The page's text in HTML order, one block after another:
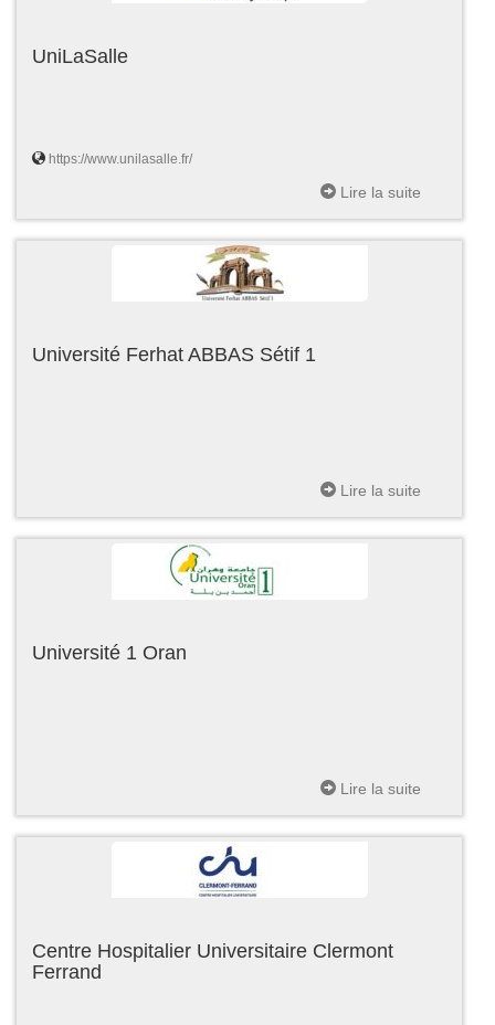
UniLaSalle
https://www.unilasalle.fr/
Lire la suite
Université Ferhat ABBAS Sétif 1
Lire la suite
Université 1 Oran
Lire la suite
Centre Hospitalier Universitaire Clermont
Ferrand